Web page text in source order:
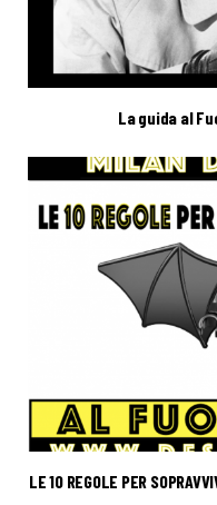
La guida al
LE 10 REGOLE PER